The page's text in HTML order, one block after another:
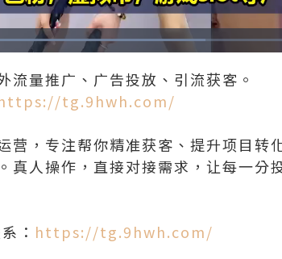
Loaded:
69.83%
流量推广、广告投放、引流获客。
tg.9hwh.com/
营，专注帮你精准获客、提升项目转
真人操作，直接对接需求，让每一分
： https://tg.9hwh.com/